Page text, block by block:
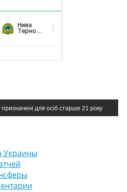
для осіб старше 21 року
Украины